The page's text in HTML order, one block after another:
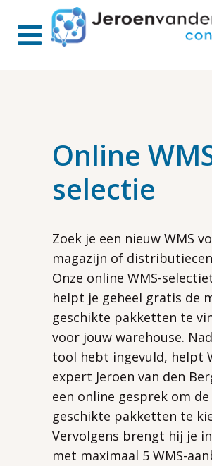
Online
selectie
Zoek je een nieuw WMS
magazijn of
Onze online WMS-
helpt je geheel gratis de
geschikte pakketten te
voor jouw warehouse.
tool hebt ingevuld, helpt
expert Jeroen van den
een online gesprek om
geschikte pakketten te
Vervolgens brengt hij je
met maximaal 5 WMS-